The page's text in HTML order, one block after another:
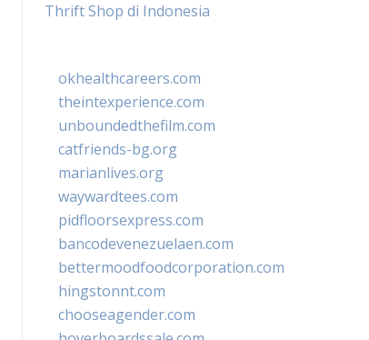
Thrift Shop di Indonesia
okhealthcareers.com
theintexperience.com
unboundedthefilm.com
catfriends-bg.org
marianlives.org
waywardtees.com
pidfloorsexpress.com
bancodevenezuelaen.com
bettermoodfoodcorporation.com
hingstonnt.com
chooseagender.com